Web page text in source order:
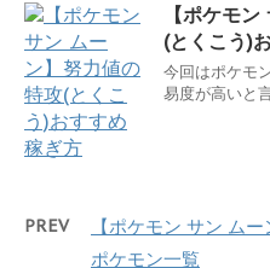
【ポケモ
(とくこう)
今回はポケモ
易度が高いと
PREV
【ポケモン サン ム
ポケモン一覧